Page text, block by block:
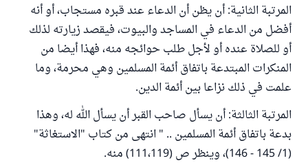
المرتبة الثانية: أن يظن أن الدعاء عند قبره مستجاب، أو أنه
أفضل من الدعاء في المساجد والبيوت، فيقصد زيارته لذلك
أو للصلاة عنده أو لأجل طلب حوائجه منه، فهذا أيضا من
المنكرات المبتدعة باتفاق أئمة المسلمين وهي محرمة، وما
علمت في ذلك نزاعا بين أئمة الدين.
المرتبة الثالثة: أن يسأل صاحب القبر أن يسأل الله له، وهذا
بدعة باتفاق أئمة المسلمين .. " انتهى من كتاب "الاستغاثة"
(1/ 145 - 146)، وينظر ص (111،119) منه.